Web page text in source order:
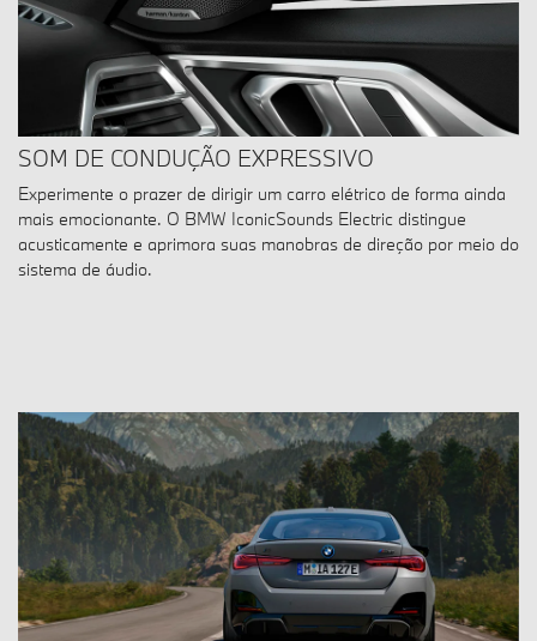
SOM DE CONDUÇÃO EXPRESSIVO
Experimente o prazer de dirigir um carro elétrico de forma ainda
mais emocionante. O BMW IconicSounds Electric distingue
acusticamente e aprimora suas manobras de direção por meio do
sistema de áudio.